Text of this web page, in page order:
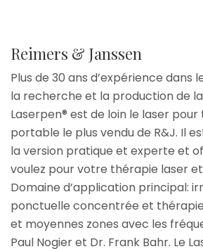
Reimers & Janssen
Plus de 30 ans d’expérience dans
la recherche et la production de
Laserpen® est de loin le laser
portable le plus vendu de R&J. Il
la version pratique et experte et
voulez pour votre thérapie laser
Domaine d’application principal:
ponctuelle concentrée et
et moyennes zones avec les
Paul Nogier et Dr. Frank Bahr. Le